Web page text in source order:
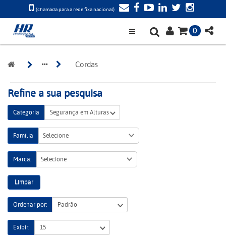
(chamada para a rede fixa nacional)
0
Cordas
Refine a sua pesquisa
Categoria
Família Selecione
Marca: Selecione
Limpar
Ordenar por:
Exibir: